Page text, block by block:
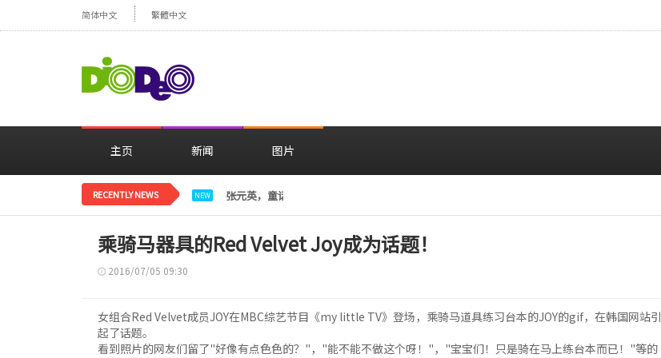
简体中文 繁體中文
主页 新闻 图片
RECENTLY NEWS NEW 张元英，童话里的公主变成现实……点亮玫瑰花园的娃娃视觉效果
乘骑马器具的Red Velvet Joy成为话题！
2016/07/05 09:30
女组合Red Velvet成员JOY在MBC综艺节目《my little TV》登场，乘骑马道具练习台本的JOY的gif，在韩国网站引
起了话题。
看到照片的网友们留了"好像有点色色的？"，"能不能不做这个呀！"，"宝宝们！只是骑在马上练台本而已！"等的